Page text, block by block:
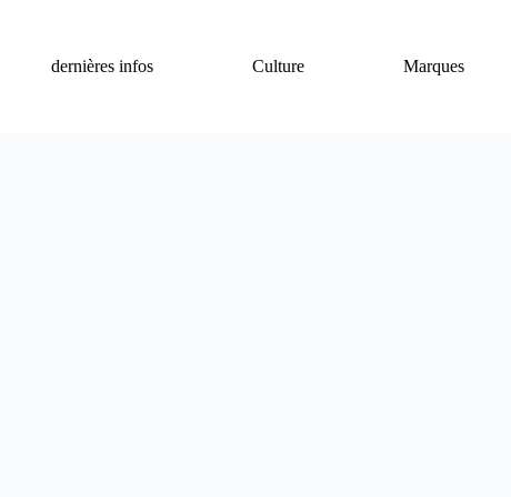
dernières infos
Culture Marques